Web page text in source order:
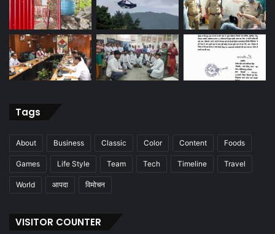
Tags
About Business Classic Color Content Foods
Games Life Style Team Tech Timeline Travel
World आपदा विमोचन
VISITOR COUNTER